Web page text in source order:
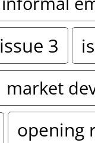
issue 3
market
opening